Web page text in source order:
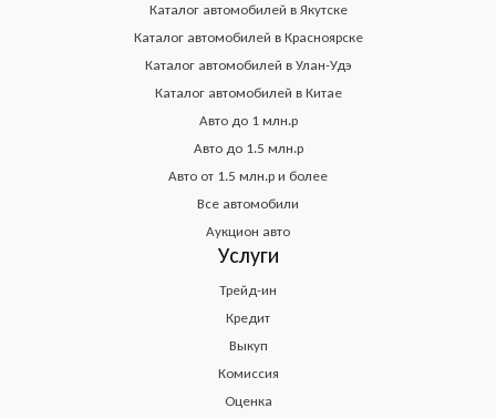
Каталог автомобилей в Якутске
Каталог автомобилей в Красноярске
Каталог автомобилей в Улан-Удэ
Каталог автомобилей в Китае
Авто до 1 млн.р
Авто до 1.5 млн.р
Авто от 1.5 млн.р и более
Все автомобили
Аукцион авто
Услуги
Трейд-ин
Кредит
Выкуп
Комиссия
Оценка